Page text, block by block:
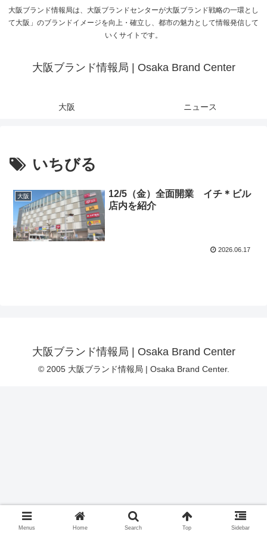
大阪ブランド情報局は、大阪ブランドセンターが大阪ブランド戦略の一環とし
て大阪」のブランドイメージを向上・確立し、都市の魅力として情報発信して
いくサイトです。
大阪ブランド情報局 | Osaka Brand Center
大阪 ニュース
いちびる
大阪
12/5（金）全面開業 イチ＊ビル
店内を紹介
2026.06.17
大阪ブランド情報局 | Osaka Brand Center
© 2005 大阪ブランド情報局 | Osaka Brand Center.
Menus Home Search Top Sidebar